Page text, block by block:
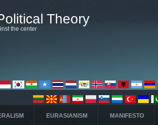
Theory
the center
EURASIANISM MANIFESTO